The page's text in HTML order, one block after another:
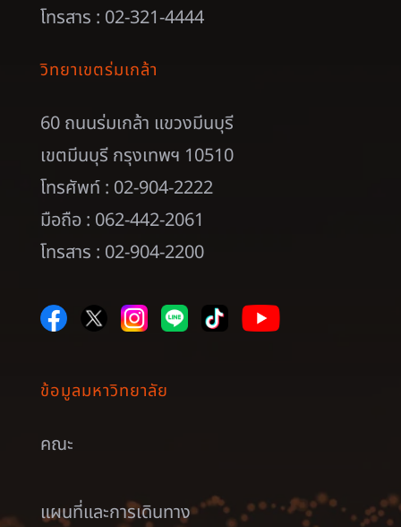
โทรสาร : 02-321-4444
วิทยาเขตร่มเกล้า
60 ถนนร่มเกล้า แขวงมีนบุรี
เขตมีนบุรี กรุงเทพฯ 10510
โทรศัพท์ : 02-904-2222
มือถือ : 062-442-2061
โทรสาร : 02-904-2200
ข้อมูลมหาวิทยาลัย
คณะ
แผนที่และการเดินทาง